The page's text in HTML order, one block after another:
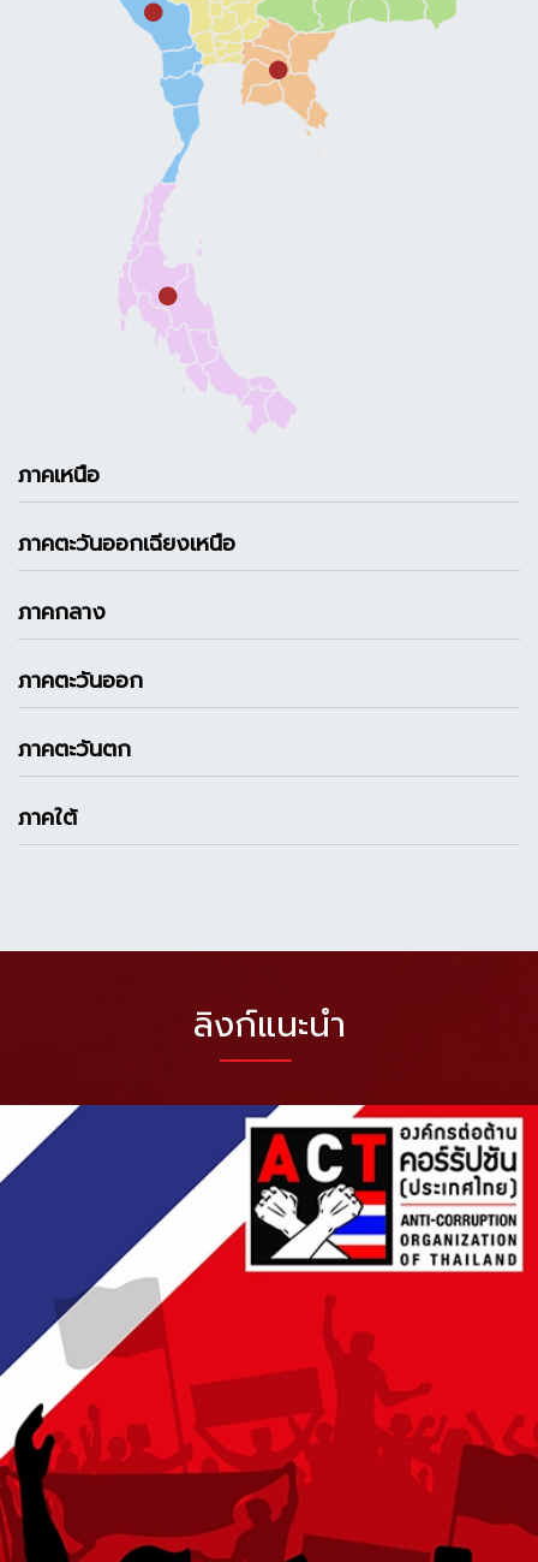
ภาคเหนือ
ภาคตะวันออกเฉียงเหนือ
ภาคกลาง
ภาคตะวันออก
ภาคตะวันตก
ภาคใต้
ลิงก์แนะนำ